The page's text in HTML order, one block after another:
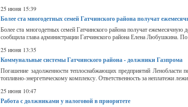
25 июня 15:39
Более ста многодетных семей Гатчинского района получат
Более ста многодетных семей Гатчинского района получат
сообщила глава администрации Гатчинского района Елена Любушкина.
25 июня 13:35
Коммунальные системы Гатчинского района - должники Газпрома
Погашение задолженности теплоснабжающих предприятий
топливно-энергетическому комплексу. Ответственность за неплатежи
25 июня 10:47
Работа с должниками у налоговой в приоритете